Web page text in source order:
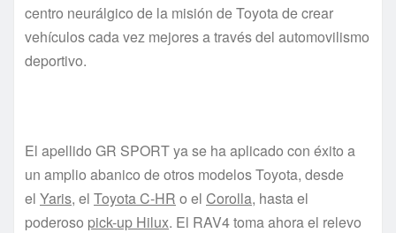
centro neurálgico de la misión de Toyota de crear
vehículos cada vez mejores a través del automovilismo
deportivo.
El apellido GR SPORT ya se ha aplicado con éxito a
un amplio abanico de otros modelos Toyota, desde
el Yaris, el Toyota C-HR o el Corolla, hasta el
poderoso pick-up Hilux. El RAV4 toma ahora el relevo